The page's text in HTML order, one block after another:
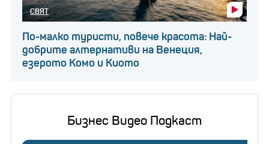
СВЯТ
По-малко туристи, повече красота: Най-
добрите алтернативи на Венеция,
езерото Комо и Киото
Бизнес Видео Подкаст